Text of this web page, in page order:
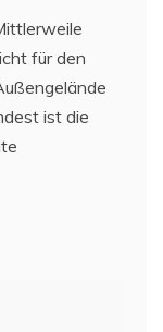
für den
ist die